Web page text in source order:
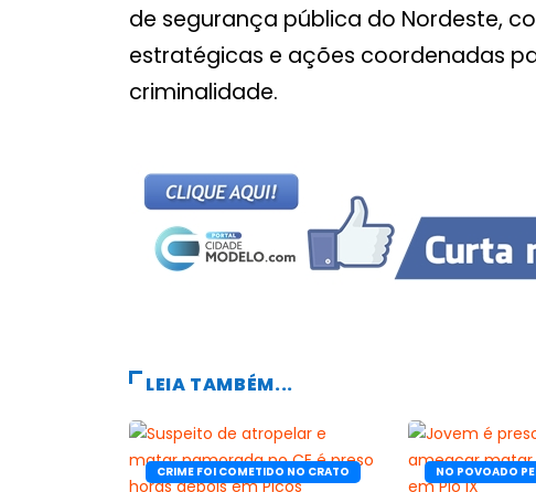
de segurança pública do Nordeste,
estratégicas e ações coordenadas
criminalidade.
LEIA TAMBÉM...
CRIME FOI COMETIDO NO CRATO NO POVOADO